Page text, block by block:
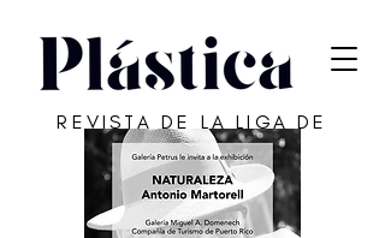
REVISTA DE LA LIGA DE
ARTE DE SAN JUAN